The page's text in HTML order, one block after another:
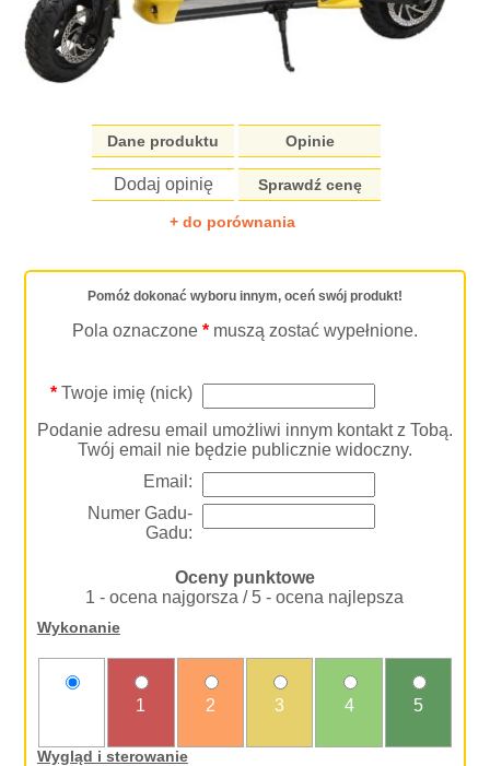
Dane produktu Opinie
Dodaj opinię Sprawdź cenę
+ do porównania
Pomóż dokonać wyboru innym, oceń swój produkt!
Pola oznaczone * muszą zostać wypełnione.
*Twoje imię (nick)
Podanie adresu email umożliwi innym kontakt z Tobą.
Twój email nie będzie publicznie widoczny.
Email:
Numer Gadu-
Gadu:
Oceny punktowe
1 - ocena najgorsza / 5 - ocena najlepsza
Wykonanie
1 2 3 4 5
Wygląd i sterowanie